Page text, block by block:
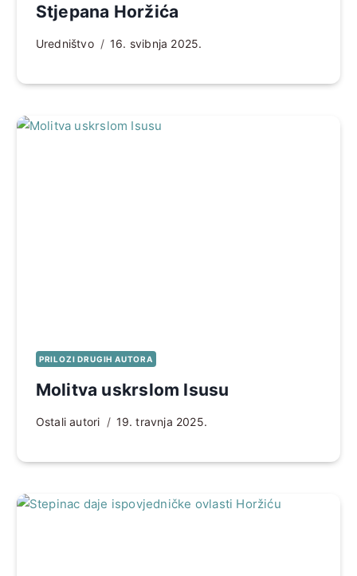
Stjepana Horžića
Uredništvo 16. svibnja 2025.
PRILOZI DRUGIH AUTORA
Molitva uskrslom Isusu
Ostali autori 19. travnja 2025.